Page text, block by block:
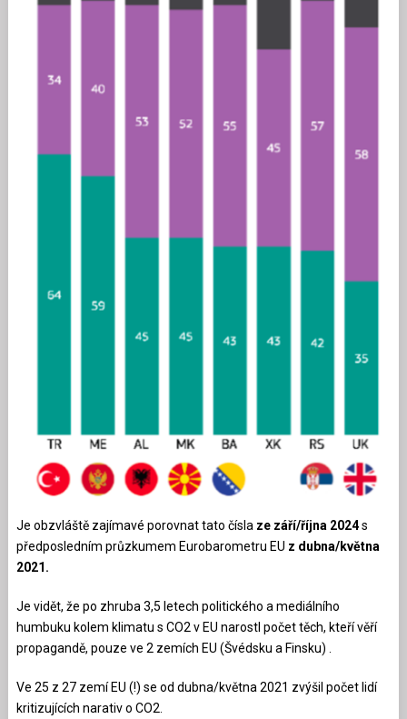
Je obzvláště zajímavé porovnat tato čísla ze září/října 2024s
předposledním průzkumem Eurobarometru EU z dubna/května
2021.
Je vidět, že po zhruba 3,5 letech politického a mediálního
humbuku kolem klimatu s CO2 v EU narostl počet těch, kteří věří
propagandě, pouze ve 2 zemích EU (Švédsku a Finsku) .
Ve 25 z 27 zemí EU (!) se od dubna/května 2021 zvýšil počet lidí
kritizujících narativ o CO2.